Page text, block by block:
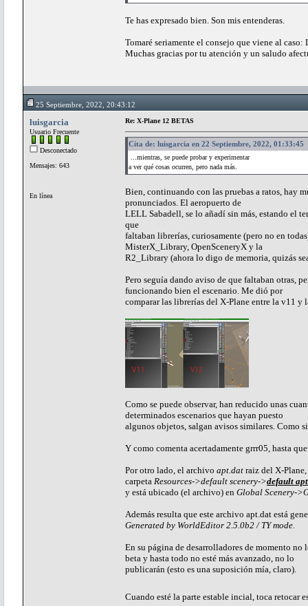
Te has expresado bien. Son mis entenderas.
Tomaré seriamente el consejo que viene al caso:
Muchas gracias por tu atención y un saludo
25 Septiembre, 2022, 20:43:12
luisgarcia
Usuario Frecuente
Desconectado
Mensajes: 643
En línea
Re: X-Plane 12 BETAS
Cita de: luisgarcia en 22 Septiembre, 2022, 01:33:45
...mientras, se puede probar y experimentar
a ver qué cosas ocurren, pero nada más.
Bien, continuando con las pruebas a ratos, hay
pronunciados. El aeropuerto de
LELL Sabadell, se lo añadí sin más, estando el
que
faltaban librerías, curiosamente (pero no en
MisterX_Library, OpenSceneryX y la
R2_Library (ahora lo digo de memoria, quizás
Pero seguía dando aviso de que faltaban otras,
funcionando bien el escenario. Me dió por
comparar las librerías del X-Plane entre la v11 y
Como se puede observar, han reducido unas
determinados escenarios que hayan puesto
algunos objetos, salgan avisos similares. Como
Y como comenta acertadamente grrr05, hasta
Por otro lado, el archivo apt.dat raiz del X-
carpeta Resources->default scenery->default
y está ubicado (el archivo) en Global Scenery-
Además resulta que este archivo apt.dat está
Generated by WorldEditor 2.5.0b2 / TY mode
En su página de desarrolladores de momento
beta y hasta todo no esté más avanzado, no lo
publicarán (esto es una suposición mía, claro).
Cuando esté la parte estable incial, toca retocar